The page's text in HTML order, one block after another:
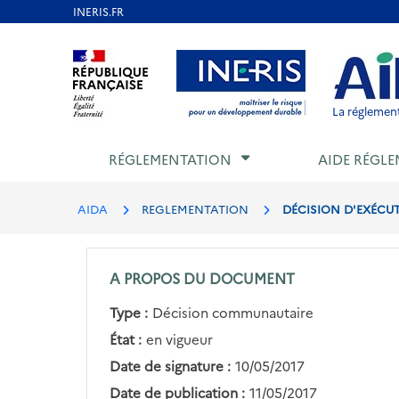
Aller au contenu Aller au menu Aller au
La
RÉGLEMENTATION AIDE
AIDA REGLEMENTATION DÉCISION
A PROPOS DU DOCUMENT
Type : Décision communautaire
État : en vigueur
Date de signature : 10/05/2017
Date de publication : 11/05/2017